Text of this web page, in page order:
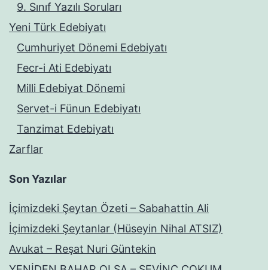
9. Sınıf Yazılı Soruları
Yeni Türk Edebiyatı
Cumhuriyet Dönemi Edebiyatı
Fecr-i Ati Edebiyatı
Milli Edebiyat Dönemi
Servet-i Fünun Edebiyatı
Tanzimat Edebiyatı
Zarflar
Son Yazılar
İçimizdeki Şeytan Özeti – Sabahattin Ali
İçimizdeki Şeytanlar (Hüseyin Nihal ATSIZ)
Avukat – Reşat Nuri Güntekin